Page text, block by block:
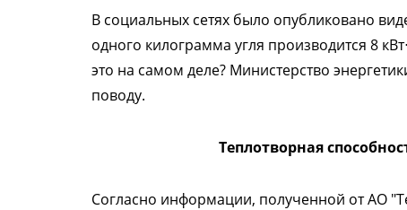
В социальных сетях было опубликовано
одного килограмма угля производится 8
это на самом деле? Министерство
поводу.
Теплотворная
Согласно информации, полученной от АО